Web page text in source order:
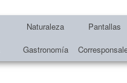
Naturaleza Pantallas
Gastronomía